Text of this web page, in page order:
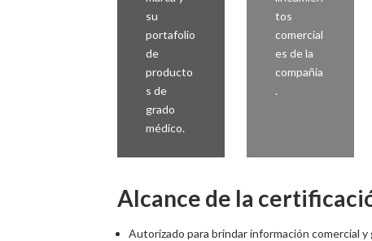
su
portafolio
de
producto
s de
grado
médico.
tos
comercial
es de la
compañía
.
Alcance de la
Autorizado para brindar información comercial y